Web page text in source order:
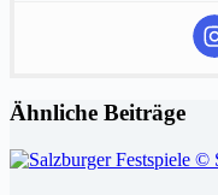
Ähnliche Beiträge